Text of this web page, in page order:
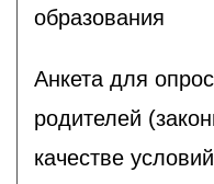
образования
Анкета для
родителей
качестве